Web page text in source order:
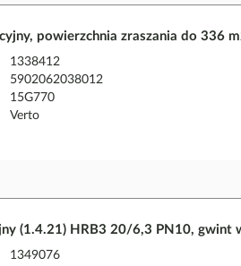
powierzchnia zraszania do 336
1338412
5902062038012
15G770
Verto
(1.4.21) HRB3 20/6,3 PN10, gwint
1349076